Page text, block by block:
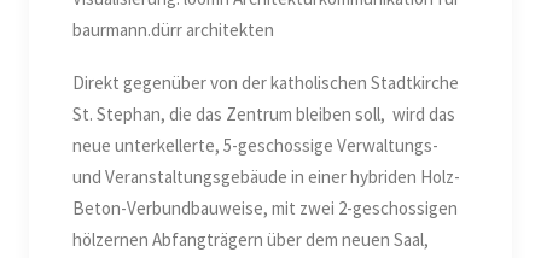
baurmann.dürr architekten
Direkt gegenüber von der katholischen Stadtkirche
St. Stephan, die das Zentrum bleiben soll, wird das
neue unterkellerte, 5-geschossige Verwaltungs-
und Veranstaltungsgebäude in einer hybriden Holz-
Beton-Verbundbauweise, mit zwei 2-geschossigen
hölzernen Abfangträgern über dem neuen Saal,